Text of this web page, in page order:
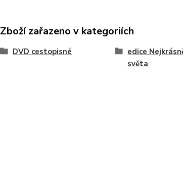
Zboží zařazeno v kategoriích
DVD cestopisné
edice
světa